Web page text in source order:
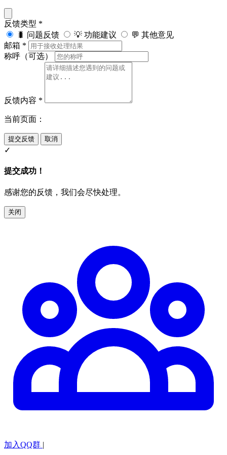
反馈类型 *
🐛 问题反馈
💡 功能建议
💬 其他意见
邮箱 *
称呼（可选）
反馈内容 *
当前页面：
提交反馈 取消
✓
提交成功！
感谢您的反馈，我们会尽快处理。
关闭
加入QQ群 |